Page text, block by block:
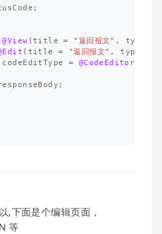
;
@View ( title = "返回报文" , type
( title = "返回报文" , type
codeEditType
= @CodeEditorType
;
,下面是个编辑页面，
等